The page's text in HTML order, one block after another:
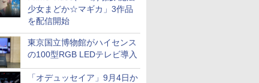
少女まどか☆マギカ」3作品
を配信開始
東京国立博物館がハイセンス
の100型RGB LEDテレビ導入
「オデュッセイア」9月4日か